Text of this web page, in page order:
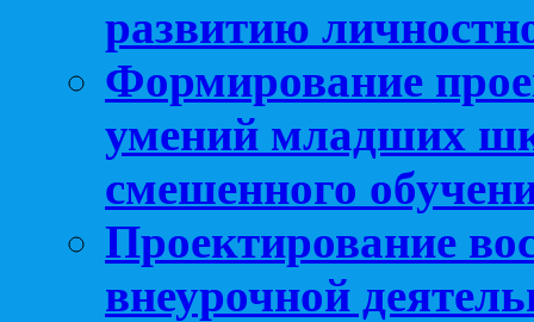
развитию
Формирование
умений младших
смешенного
Проектирование
внеурочной